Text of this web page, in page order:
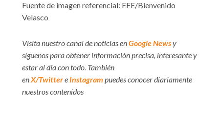
Fuente de imagen referencial: EFE/Bienvenido
Velasco
Visita nuestro canal de noticias enGoogle Newsy
síguenos para obtener información precisa, interesante y
estar al día con todo. También
enX/Twittere Instagram puedes conocer diariamente
nuestros contenidos